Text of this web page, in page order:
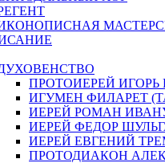
ПРОТОИЕРЕЙ
ИГУМЕН ФИЛАРЕТ
ИЕРЕЙ РОМАН
ИЕРЕЙ ФЕДОР
ИЕРЕЙ ЕВГЕНИЙ
ПРОТОДИАКОН